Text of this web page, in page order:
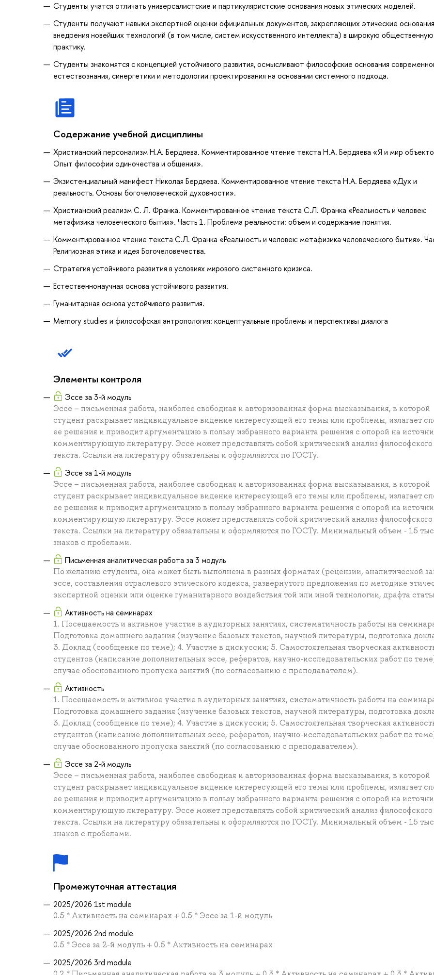
Студенты учатся отличать универсалистские и партикуляристские основания новых этических моделей.
Студенты получают навыки экспертной оценки официальных документов, закрепляющих этические основания
внедрения новейших технологий (в том числе, систем искусственного интеллекта) в широкую общественную
практику.
Студенты знакомятся с концепцией устойчивого развития, осмысливают философские основания
естествознания, синергетики и методологии проектирования на основании системного подхода.
Содержание учебной дисциплины
Христианский персонализм Н.А. Бердяева. Комментированное чтение текста Н.А. Бердяева «Я и мир
Опыт философии одиночества и общения».
Экзистенциальный манифест Николая Бердяева. Комментированное чтение текста Н.А. Бердяева «Дух и
реальность. Основы богочеловеческой духовности».
Христианский реализм С. Л. Франка. Комментированное чтение текста С.Л. Франка «Реальность и человек:
метафизика человеческого бытия». Часть 1. Проблема реальности: объем и содержание понятия.
Комментированное чтение текста С.Л. Франка «Реальность и человек: метафизика человеческого бытия».
Религиозная этика и идея Богочеловечества.
Стратегия устойчивого развития в условиях мирового системного кризиса.
Естественнонаучная основа устойчивого развития.
Гуманитарная основа устойчивого развития.
Memory studies и философская антропология: концептуальные проблемы и перспективы диалога
Элементы контроля
Эссе за 3-й модуль
Эссе – письменная работа, наиболее свободная и авторизованная форма высказывания, в которой
студент раскрывает индивидуальное видение интересующей его темы или проблемы, излагает
ее решения и приводит аргументацию в пользу избранного варианта решения с опорой на
комментирующую литературу. Эссе может представлять собой критический анализ философского
текста. Ссылки на литературу обязательны и оформляются по ГОСТу.
Эссе за 1-й модуль
Эссе – письменная работа, наиболее свободная и авторизованная форма высказывания, в которой
студент раскрывает индивидуальное видение интересующей его темы или проблемы, излагает
ее решения и приводит аргументацию в пользу избранного варианта решения с опорой на
комментирующую литературу. Эссе может представлять собой критический анализ философского
текста. Ссылки на литературу обязательны и оформляются по ГОСТу. Минимальный объем - 15
знаков с пробелами.
Письменная аналитическая работа за 3 модуль
По желанию студента, она может быть выполнена в разных форматах (рецензии, аналитической
эссе, составления отраслевого этического кодекса, развернутого предложения по методике
экспертной оценки или оценке гуманитарного воздействия той или иной технологии, драфта
Активность на семинарах
1. Посещаемость и активное участие в аудиторных занятиях, систематичность работы на
Подготовка домашнего задания (изучение базовых текстов, научной литературы, подготовка
3. Доклад (сообщение по теме); 4. Участие в дискуссии; 5. Самостоятельная творческая
студентов (написание дополнительных эссе, рефератов, научно-исследовательских работ по
случае обоснованного пропуска занятий (по согласованию с преподавателем).
Активность
1. Посещаемость и активное участие в аудиторных занятиях, систематичность работы на
Подготовка домашнего задания (изучение базовых текстов, научной литературы, подготовка
3. Доклад (сообщение по теме); 4. Участие в дискуссии; 5. Самостоятельная творческая
студентов (написание дополнительных эссе, рефератов, научно-исследовательских работ по
случае обоснованного пропуска занятий (по согласованию с преподавателем).
Эссе за 2-й модуль
Эссе – письменная работа, наиболее свободная и авторизованная форма высказывания, в которой
студент раскрывает индивидуальное видение интересующей его темы или проблемы, излагает
ее решения и приводит аргументацию в пользу избранного варианта решения с опорой на
комментирующую литературу. Эссе может представлять собой критический анализ философского
текста. Ссылки на литературу обязательны и оформляются по ГОСТу. Минимальный объем - 15
знаков с пробелами.
Промежуточная аттестация
2025/2026 1st module
0.5 * Активность на семинарах + 0.5 * Эссе за 1-й модуль
2025/2026 2nd module
0.5 * Эссе за 2-й модуль + 0.5 * Активность на семинарах
2025/2026 3rd module